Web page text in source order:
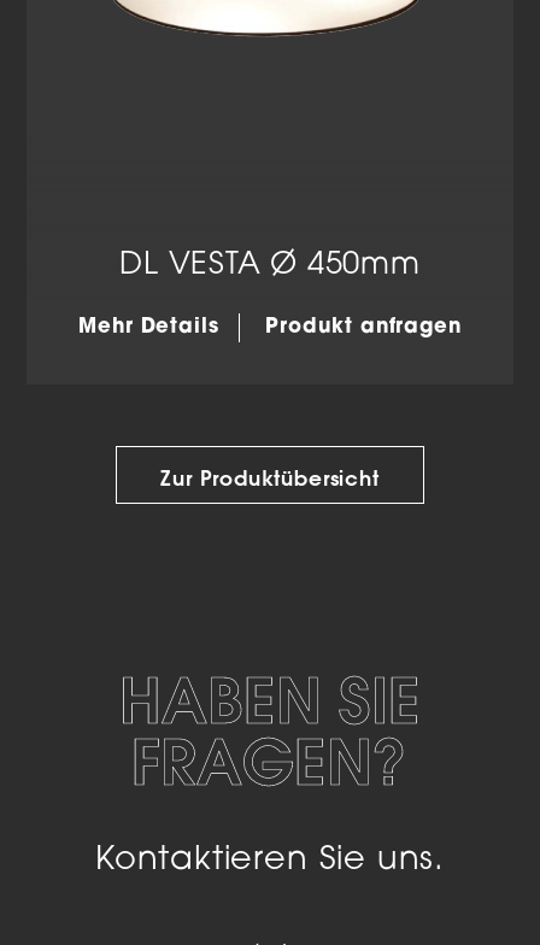
DL VESTA Ø 450mm
Mehr Details Produkt anfragen
Zur Produktübersicht
HABEN SIE
FRAGEN?
Kontaktieren Sie uns.